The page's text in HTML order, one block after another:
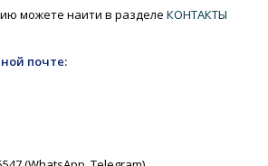
можете наити в разделе КОНТАКТЫ
почте: